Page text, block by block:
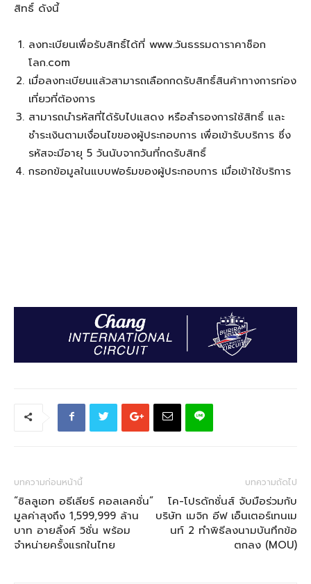
สิทธิ์ ดังนี้
ลงทะเบียนเพื่อรับสิทธิ์ได้ที่ www.วันธรรมดาราคาช็อก
โลก.com
เมื่อลงทะเบียนแล้วสามารถเลือกกดรับสิทธิ์สินค้าทางการท่อง
เที่ยวที่ต้องการ
สามารถนำรหัสที่ได้รับไปแสดง หรือสำรองการใช้สิทธิ์ และ
ชำระเงินตามเงื่อนไขของผู้ประกอบการ เพื่อเข้ารับบริการ ซึ่ง
รหัสจะมีอายุ 5 วันนับจากวันที่กดรับสิทธิ์
กรอกข้อมูลในแบบฟอร์มของผู้ประกอบการ เมื่อเข้าใช้บริการ
บทความก่อนหน้านี้
“ซิลลูเอท อธีเลียร์ คอลเลคชั่น”
มูลค่าสุงถึง 1,599,999 ล้าน
บาท อายลิ้งค์ วิชั่น พร้อม
จำหน่ายครั้งแรกในไทย
บทความถัดไป
โค-โปรดักชั่นส์ จับมือร่วมกับ
บริษัท เมจิก อีฟ เอ็นเตอร์เทนเม
นท์ 2 ทำพิธีลงนามบันทึกข้อ
ตกลง (MOU)